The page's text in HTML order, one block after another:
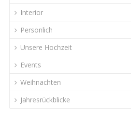
Interior
Persönlich
Unsere Hochzeit
Events
Weihnachten
Jahresrückblicke